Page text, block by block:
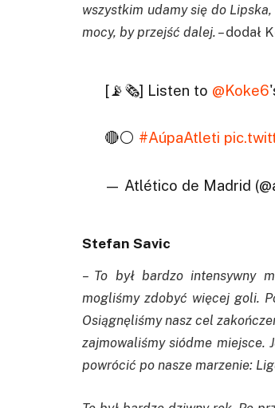
wszystkim udamy się do
mocy, by przejść dalej. –dodał
[📡🗞] Listen to @Koke6
🔴⚪ #AúpaAtleti
— Atlético de Madrid
Stefan Savic
– To był bardzo intensywny
mogliśmy zdobyć więcej goli.
Osiągnęliśmynasz cel
zajmowaliśmy siódme miejsce.
powrócić po nasze marzenie: